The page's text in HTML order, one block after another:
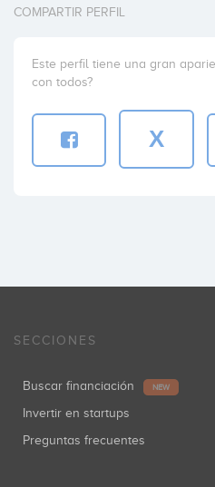
COMPARTIR PERFIL
Este perfil tiene una gran
con todos?
X
SECCIONES
Buscar financiación NEW
Invertir en startups
Preguntas frecuentes